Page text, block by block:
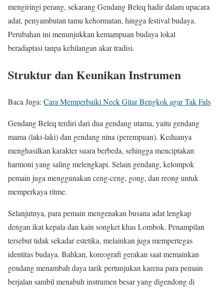
mengiringi perang, sekarang Gendang Beleq hadir dalam upacara
adat, penyambutan tamu kehormatan, hingga festival budaya.
Perubahan ini menunjukkan kemampuan budaya lokal
beradaptasi tanpa kehilangan akar tradisi.
Struktur dan Keunikan Instrumen
Baca Juga: Cara Memperbaiki Neck Gitar Bengkok agar Tak Fals
Gendang Beleq terdiri dari dua gendang utama, yaitu gendang
mama (laki-laki) dan gendang nina (perempuan). Keduanya
menghasilkan karakter suara berbeda, sehingga menciptakan
harmoni yang saling melengkapi. Selain gendang, kelompok
pemain juga menggunakan ceng-ceng, gong, dan reong untuk
memperkaya ritme.
Selanjutnya, para pemain mengenakan busana adat lengkap
dengan ikat kepala dan kain songket khas Lombok. Penampilan
tersebut tidak sekadar estetika, melainkan juga mempertegas
identitas budaya. Bahkan, koreografi gerakan saat memainkan
gendang menambah daya tarik pertunjukan karena para pemain
berjalan sambil menabuh instrumen besar yang digendong di